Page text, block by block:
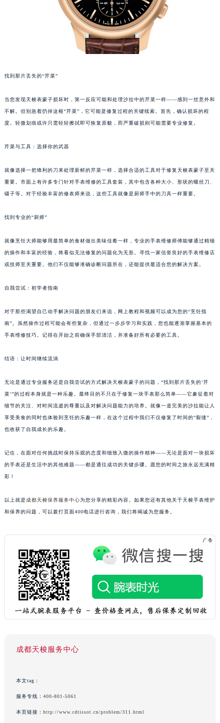
找到那片丢失的“芹菜”
当您发现天梭表蒙子损坏时，第一反应可能和处理沙拉中的芹菜一样——感到一丝意外和
不解。但别急着扔掉这根“芹菜”，它可能是修复过程的关键线索。首先，确认损坏的程
度。轻微划痕或许只需轻轻擦拭即可恢复原貌，而严重破损则可能需要专业修复。
芹菜与工具：选择你的武器
就像选择一把锋利的刀来处理新鲜的芹菜一样，选择合适的工具对于修复天梭表蒙子至关
重要。市面上有许多专门针对手表维修的工具套装，其中包含各种大小、形状的螺丝刀、
镊子等。对于经验丰富的修表师来说，这些工具就像是厨师手中的刀具一样重要。
找到专业的“厨师”
就像烹饪大师能够用最简单的食材做出美味佳肴一样，专业的手表维修师傅能够通过精细
的操作和丰富的经验，将看似无法修复的问题化为无形。寻找一家信誉良好的手表维修店
或技师至关重要。他们不仅能够准确诊断问题所在，还能提供最适合您的解决方案。
自我尝试：初学者指南
对于那些渴望自己动手解决问题的朋友们来说，网上教程和视频可以成为您的“烹饪指
南”。虽然操作过程可能会有些复杂，但通过一步步学习和实践，您也能逐渐掌握基本的
手表维修技巧。记得在开始之前确保手部清洁，并准备好所有必要的工具。
结语：让时间继续流淌
无论是通过专业服务还是自我尝试的方式解决天梭表蒙子的问题，“找到那片丢失的‘芹
菜’”的过程本身就是一种乐趣。最终目的不只在于修复一块手表那么简单——它象征着对
细节的关注、对时间流逝的尊重以及对解决问题能力的培养。就像一道完美的沙拉能让人
享受美食的同时也体验到烹饪的乐趣一样，在这个过程中我们不仅修复了时间的“裂缝”，
也收获了自我成长的乐趣。
记住，在面对任何挑战时保持乐观的态度和细致入微的操作精神——无论是面对一块损坏
的手表还是生活中的其他难题——都是通往成功的关键步骤。愿您的时间之旅永远充满精
彩！
以上就是 成都天梭保养服务中心为您分享的精彩内容。如果您还有其他关于天梭手表维护
和保养的问题，可以拨打页面400电话进行咨询，我们将竭诚为您服务。
成都天梭服务中心
本文tag：
服务专线： 400-801-5061
本页链接： http://www.cdtissot.cn/problem/311.html